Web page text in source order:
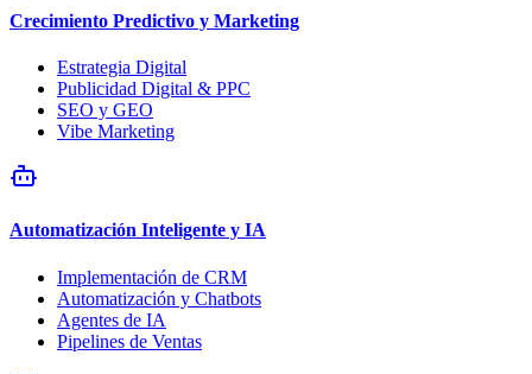
Crecimiento Predictivo y Marketing
Estrategia Digital
Publicidad Digital & PPC
SEO y GEO
Vibe Marketing
Automatización Inteligente y IA
Implementación de CRM
Automatización y Chatbots
Agentes de IA
Pipelines de Ventas